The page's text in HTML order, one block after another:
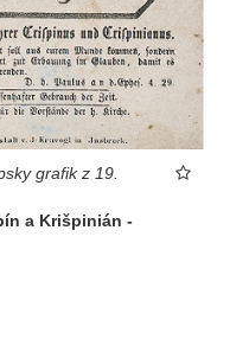
grafik z 19.
a Krišpinián -